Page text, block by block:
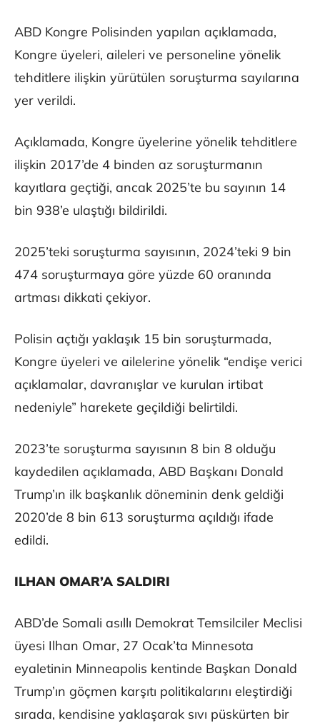
ABD Kongre Polisinden yapılan açıklamada,
Kongre üyeleri, aileleri ve personeline yönelik
tehditlere ilişkin yürütülen soruşturma sayılarına
yer verildi.
Açıklamada, Kongre üyelerine yönelik tehditlere
ilişkin 2017’de 4 binden az soruşturmanın
kayıtlara geçtiği, ancak 2025’te bu sayının 14
bin 938’e ulaştığı bildirildi.
2025’teki soruşturma sayısının, 2024’teki 9 bin
474 soruşturmaya göre yüzde 60 oranında
artması dikkati çekiyor.
Polisin açtığı yaklaşık 15 bin soruşturmada,
Kongre üyeleri ve ailelerine yönelik “endişe verici
açıklamalar, davranışlar ve kurulan irtibat
nedeniyle” harekete geçildiği belirtildi.
2023’te soruşturma sayısının 8 bin 8 olduğu
kaydedilen açıklamada, ABD Başkanı Donald
Trump’ın ilk başkanlık döneminin denk geldiği
2020’de 8 bin 613 soruşturma açıldığı ifade
edildi.
ILHAN OMAR’A SALDIRI
ABD’de Somali asıllı Demokrat Temsilciler Meclisi
üyesi Ilhan Omar, 27 Ocak’ta Minnesota
eyaletinin Minneapolis kentinde Başkan Donald
Trump’ın göçmen karşıtı politikalarını eleştirdiği
sırada, kendisine yaklaşarak sıvı püskürten bir